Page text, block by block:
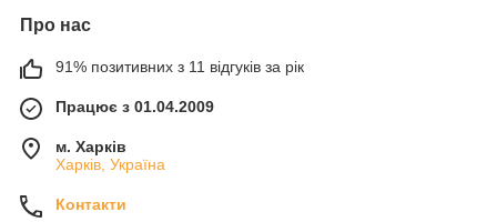
Про нас
91% позитивних з 11 відгуків за рік
Працює з 01.04.2009
м. Харків
Харків, Україна
Контакти